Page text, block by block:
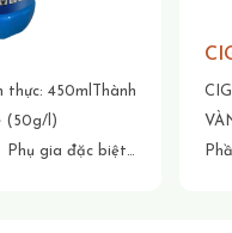
thực: 450mlThành
Phụ gia đặc biệt
VÀNG AF -
Phần